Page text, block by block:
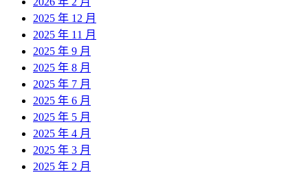
2025 年 12 月
2025 年 11 月
2025 年 9 月
2025 年 8 月
2025 年 7 月
2025 年 6 月
2025 年 5 月
2025 年 4 月
2025 年 3 月
2025 年 2 月